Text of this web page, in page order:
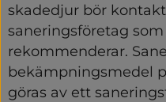
skadedjur bör
saneringsföretag
rekommenderar.
bekämpningsmedel
göras av ett